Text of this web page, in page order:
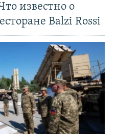
известно о
Balzi Rossi